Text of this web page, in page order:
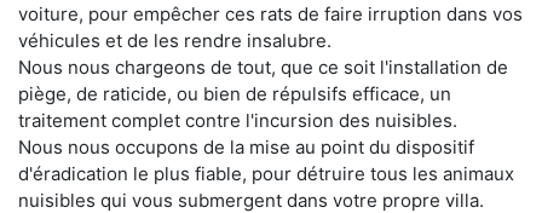
voiture, pour empêcher ces rats de faire irruption dans vos
véhicules et de les rendre insalubre.
Nous nous chargeons de tout, que ce soit l'installation de
piège, de raticide, ou bien de répulsifs efficace, un
traitement complet contre l'incursion des nuisibles.
Nous nous occupons de la mise au point du dispositif
d'éradication le plus fiable, pour détruire tous les animaux
nuisibles qui vous submergent dans votre propre villa.